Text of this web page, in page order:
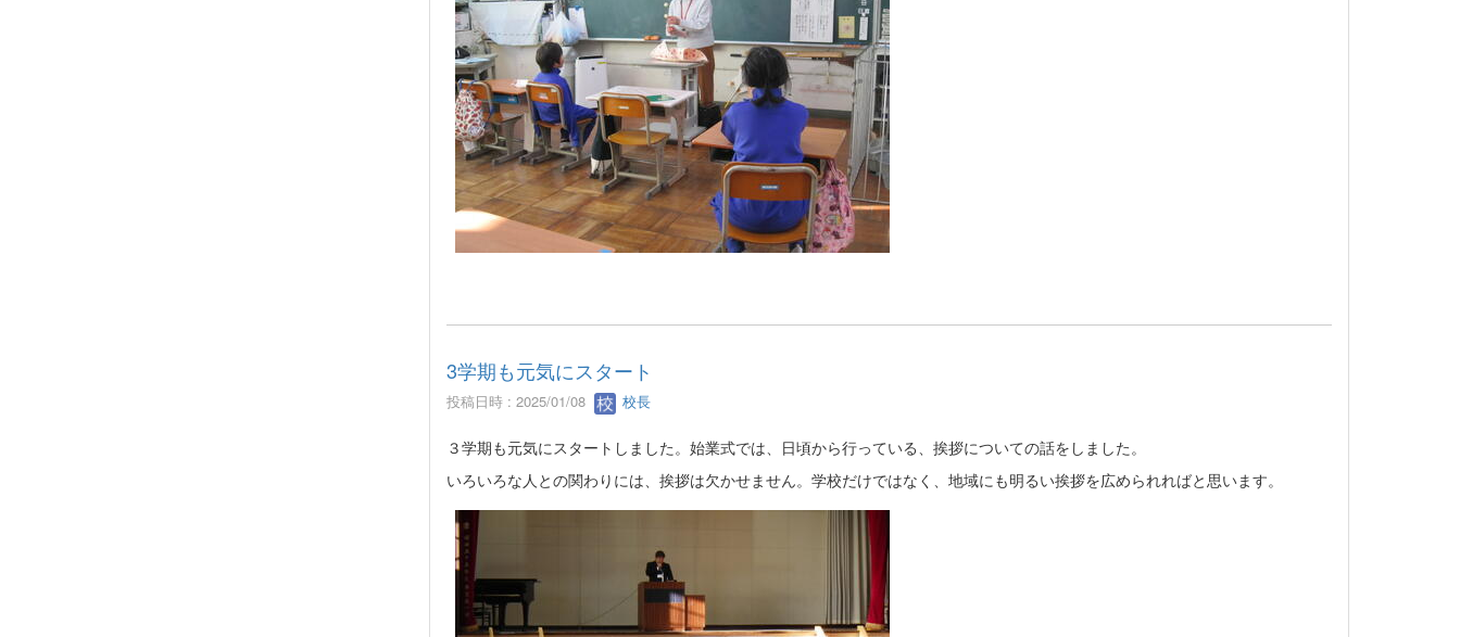
3学期も元気にスタート
投稿日時 : 2025/01/08 校長
３学期も元気にスタートしました。始業式では、日頃から行っている、挨拶についての話をしました。
いろいろな人との関わりには、挨拶は欠かせません。学校だけではなく、地域にも明るい挨拶を広められればと思います。